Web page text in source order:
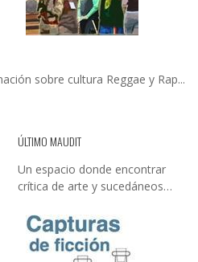
sobre cultura Reggae y Rap...
ÚLTIMO MAUDIT
Un espacio donde encontrar
crítica de arte y sucedáneos…